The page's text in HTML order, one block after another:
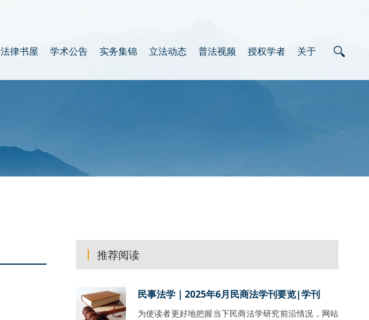
法律书屋 学术公告 实务集锦 立法动态 普法视频 授权学者 关于
推荐阅读
民事法学｜2025年6月民商法学刊要览|学刊
为使读者更好地把握当下民商法学研究前沿情况，网站